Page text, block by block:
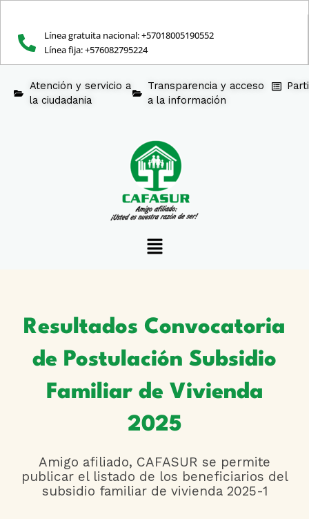
contenidoLínea gratuita nacional: +57018005190552
Línea fija: +576082795224
Atención y servicio a
la ciudadania
Transparencia y acceso
a la información
Menú
Resultados Convocatoria
de Postulación Subsidio
Familiar de Vivienda
2025
Amigo afiliado, CAFASUR se permite
publicar el listado de los beneficiarios del
subsidio familiar de vivienda 2025-1